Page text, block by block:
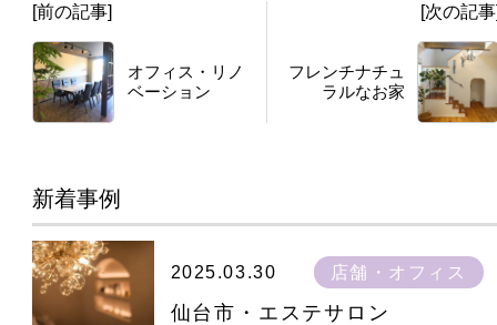
[前の記事]
オフィス・リノ
ベーション
[次の記
フレンチナチュ
ラルなお家
新着事例
2025.03.30 店舗・オフィス
仙台市・エステサロン